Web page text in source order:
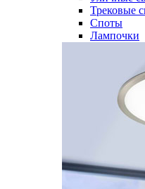
Трековые
Споты
Лампочки